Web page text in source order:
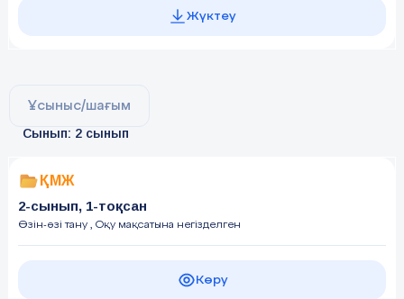
Жүктеу
Ұсыныс/шағым
Сынып: 2 сынып
ҚМЖ
2-сынып, 1-тоқсан
Өзін-өзі тану , Оқу мақсатына негізделген
Көру